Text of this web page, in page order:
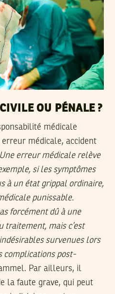
OU PÉNALE ?
médicale
médicale, accident
erreur médicale relève
si les symptômes
à un état grippal ordinaire,
punissable.
forcément dû à une
traitement, mais c’est
survenues lors
complications post-
Par ailleurs, il
la faute grave, qui peut